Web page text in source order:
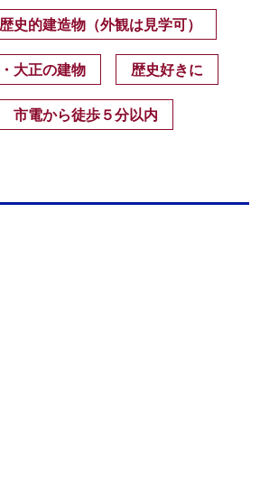
歴史的建造物（外観は見学可）
大正の建物 歴史好きに
市電から徒歩５分以内